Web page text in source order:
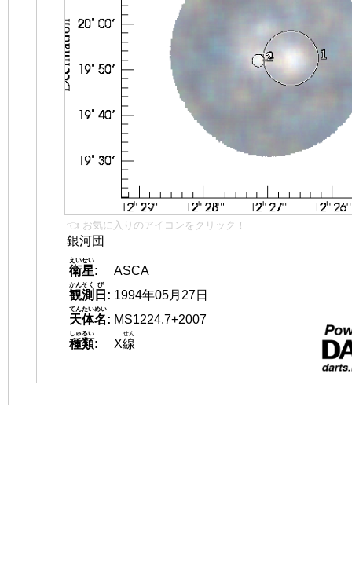
👈 お気に入りのアイコンをクリック！
銀河団
衛星
えいせい
:
ASCA
観測
かんそく
日
び
: 1994年05月27日
天体名
てんたいめい
: MS1224.7+2007
種類
しゅるい
: X線
せん